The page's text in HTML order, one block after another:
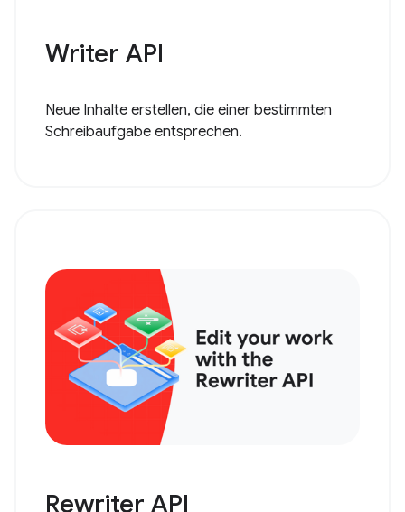
Writer API
Neue Inhalte erstellen, die einer bestimmten
Schreibaufgabe entsprechen.
Rewriter API